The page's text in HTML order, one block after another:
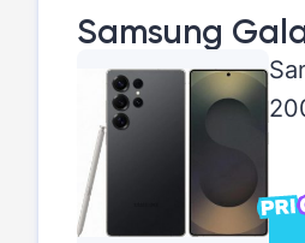
Samsung